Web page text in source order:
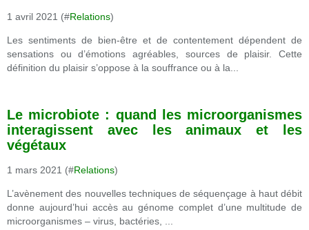
1 avril 2021 (#Relations)
Les sentiments de bien-être et de contentement dépendent de
sensations ou d’émotions agréables, sources de plaisir. Cette
définition du plaisir s’oppose à la souffrance ou à la...
Le microbiote : quand les microorganismes
interagissent avec les animaux et les
végétaux
1 mars 2021 (#Relations)
L’avènement des nouvelles techniques de séquençage à haut débit
donne aujourd’hui accès au génome complet d’une multitude de
microorganismes – virus, bactéries, ...